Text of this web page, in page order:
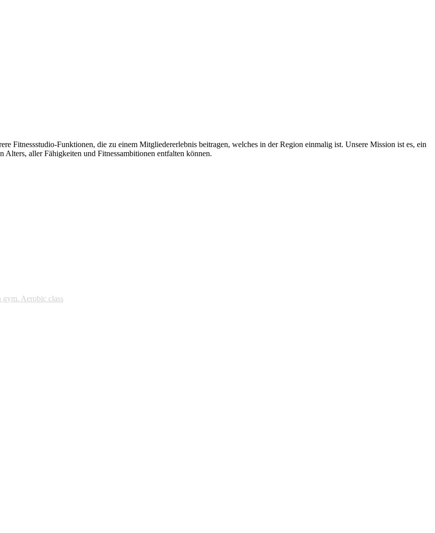
Fitnessstudio-Funktionen, die zu einem Mitgliedererlebnis beitragen, welches in der Region einmalig ist. Unsere Mission ist es, ein
Alters, aller Fähigkeiten und Fitnessambitionen entfalten können.